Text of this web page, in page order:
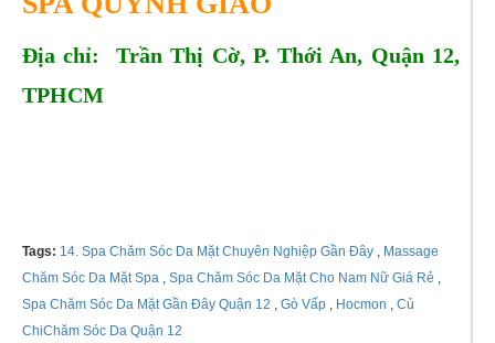
Địa chỉ: Trần Thị Cờ, P. Thới An, Quận 12,
TPHCM
Tags: 14. Spa Chăm Sóc Da Mặt Chuyên Nghiệp Gần Đây , Massage
Chăm Sóc Da Mặt Spa , Spa Chăm Sóc Da Mặt Cho Nam Nữ Giá Rẻ ,
Spa Chăm Sóc Da Mặt Gần Đây Quận 12 , Gò Vấp , Hocmon , Củ
ChiChăm Sóc Da Quận 12